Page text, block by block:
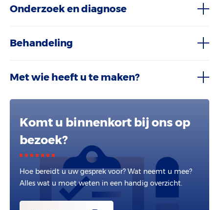
Onderzoek en diagnose
Behandeling
Met wie heeft u te maken?
Komt u binnenkort bij ons op
bezoek?
Hoe bereidt u uw gesprek voor? Wat neemt u mee?
Alles wat u moet weten in een handig overzicht.